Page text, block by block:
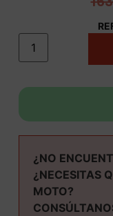
¿NO
¿NECESITAS
MOTO?